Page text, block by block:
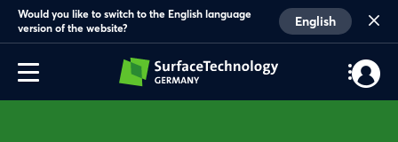
Would you like to switch to the English language
version of the website?
English